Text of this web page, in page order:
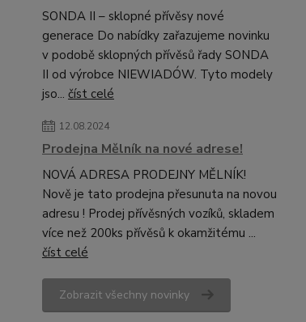
SONDA II – sklopné přívěsy nové
generace Do nabídky zařazujeme novinku
v podobě sklopných přívěsů řady SONDA
II od výrobce NIEWIADÓW. Tyto modely
jso... číst celé
12.08.2024
Prodejna Mělník na nové adrese!
NOVÁ ADRESA PRODEJNY MĚLNÍK!
Nově je tato prodejna přesunuta na novou
adresu ! Prodej přívěsných vozíků, skladem
více než 200ks přívěsů k okamžitému ...
číst celé
Zobrazit všechny novinky